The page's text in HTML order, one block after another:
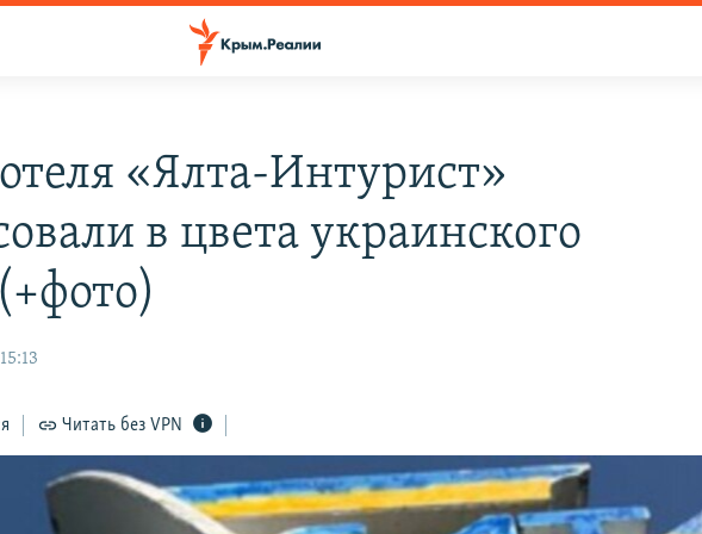
«Ялта-Интурист»
в цвета украинского
Читать без VPN